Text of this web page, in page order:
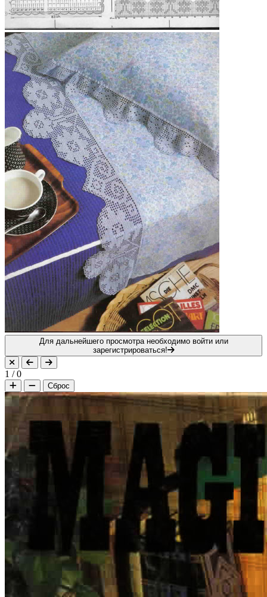
Для дальнейшего просмотра необходимо войти или
зарегистрироваться!
1 /0
Сброс